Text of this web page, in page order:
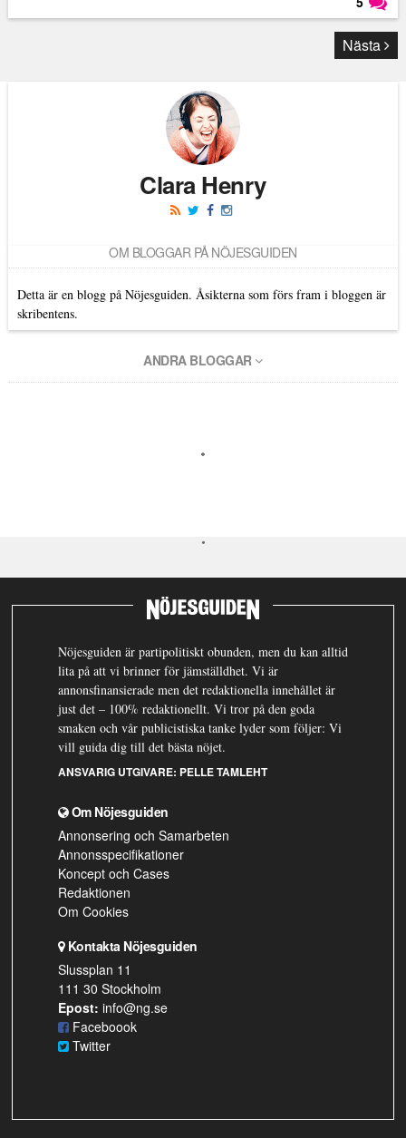
Läs kommentarer (5)
Nästa
Clara Henry
OM BLOGGAR PÅ NÖJESGUIDEN
Detta är en blogg på Nöjesguiden. Åsikterna som förs fram i bloggen är
skribentens.
ANDRA BLOGGAR
Nöjesguiden är partipolitiskt obunden, men du kan alltid
lita på att vi brinner för jämställdhet. Vi är
annonsfinansierade men det redaktionella innehållet är
just det – 100% redaktionellt. Vi tror på den goda
smaken och vår publicistiska tanke lyder som följer: Vi
vill guida dig till det bästa nöjet.
ANSVARIG UTGIVARE: PELLE TAMLEHT
Om Nöjesguiden
Annonsering och Samarbeten
Annonsspecifikationer
Koncept och Cases
Redaktionen
Om Cookies
Kontakta Nöjesguiden
Slussplan 11
111 30 Stockholm
Epost: info@ng.se
Faceboook
Twitter